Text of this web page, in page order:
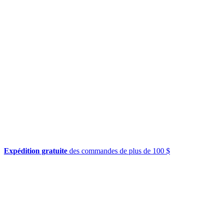
Expédition gratuite des commandes de plus de 100 $